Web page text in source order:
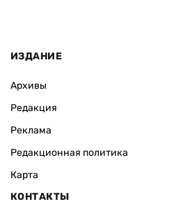
ИЗДАНИЕ
Архивы
Редакция
Реклама
Редакционная политика
Карта
КОНТАКТЫ